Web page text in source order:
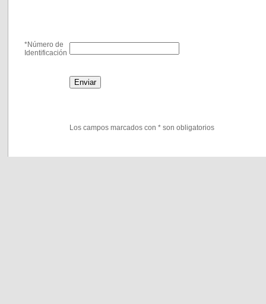
*Número de
Identificación
Los campos marcados con * son obligatorios